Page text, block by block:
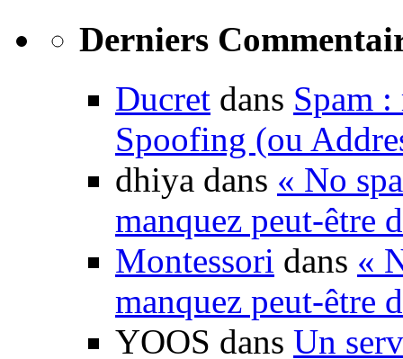
Derniers
Ducret dans Spam :
Spoofing (ou
dhiya dans « No
manquez peut-être
Montessori dans «
manquez peut-être
YOOS dans Un